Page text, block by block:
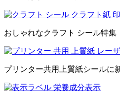
おしゃれなクラフト シール特集
プリンター共用上質紙シールに